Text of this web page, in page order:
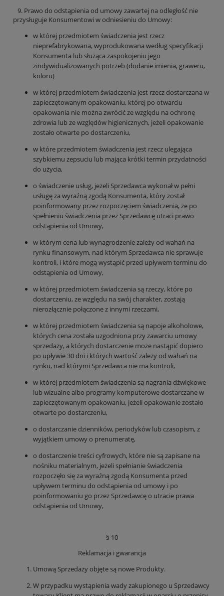
9. Prawo do odstąpienia od umowy zawartej na odległość nie
przysługuje Konsumentowi w odniesieniu do Umowy:
w której przedmiotem świadczenia jest rzecz
nieprefabrykowana, wyprodukowana według specyfikacji
Konsumenta lub służąca zaspokojeniu jego
zindywidualizowanych potrzeb (dodanie imienia, graweru,
koloru)
w której przedmiotem świadczenia jest rzecz dostarczana w
zapieczętowanym opakowaniu, której po otwarciu
opakowania nie można zwrócić ze względu na ochronę
zdrowia lub ze względów higienicznych, jeżeli opakowanie
zostało otwarte po dostarczeniu,
w które przedmiotem świadczenia jest rzecz ulegająca
szybkiemu zepsuciu lub mająca krótki termin przydatności
do użycia,
o świadczenie usług, jeżeli Sprzedawca wykonał w pełni
usługę za wyraźną zgodą Konsumenta, który został
poinformowany przez rozpoczęciem świadczenia, że po
spełnieniu świadczenia przez Sprzedawcę utraci prawo
odstąpienia od Umowy,
w którym cena lub wynagrodzenie zależy od wahań na
rynku finansowym, nad którym Sprzedawca nie sprawuje
kontroli, i które mogą wystąpić przed upływem terminu do
odstąpienia od Umowy,
w której przedmiotem świadczenia są rzeczy, które po
dostarczeniu, ze względu na swój charakter, zostają
nierozłącznie połączone z innymi rzeczami,
w której przedmiotem świadczenia są napoje alkoholowe,
których cena została uzgodniona przy zawarciu umowy
sprzedaży, a których dostarczenie może nastąpić dopiero
po upływie 30 dni i których wartość zależy od wahań na
rynku, nad którymi Sprzedawca nie ma kontroli,
w której przedmiotem świadczenia są nagrania dźwiękowe
lub wizualne albo programy komputerowe dostarczane w
zapieczętowanym opakowaniu, jeżeli opakowanie zostało
otwarte po dostarczeniu,
o dostarczanie dzienników, periodyków lub czasopism, z
wyjątkiem umowy o prenumeratę,
o dostarczenie treści cyfrowych, które nie są zapisane na
nośniku materialnym, jeżeli spełnianie świadczenia
rozpoczęło się za wyraźną zgodą Konsumenta przed
upływem terminu do odstąpienia od umowy i po
poinformowaniu go przez Sprzedawcę o utracie prawa
odstąpienia od Umowy,
§ 10
Reklamacja i gwarancja
Umową Sprzedaży objęte są nowe Produkty.
W przypadku wystąpienia wady zakupionego u Sprzedawcy